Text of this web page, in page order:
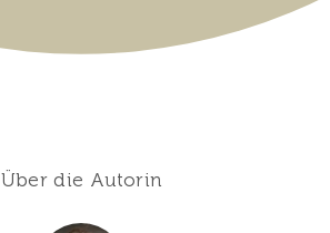
Über die Autorin